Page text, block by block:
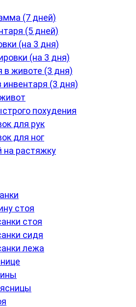
(7 дней)
(5 дней)
(на 3 дня)
(на 3 дня)
в животе (3 дня)
инвентаря (3 дня)
похудения
для рук
для ног
на растяжку
стоя
стоя
сидя
лежа